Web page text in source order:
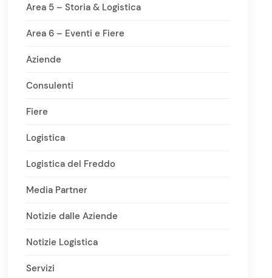
Area 5 – Storia & Logistica
Area 6 – Eventi e Fiere
Aziende
Consulenti
Fiere
Logistica
Logistica del Freddo
Media Partner
Notizie dalle Aziende
Notizie Logistica
Servizi